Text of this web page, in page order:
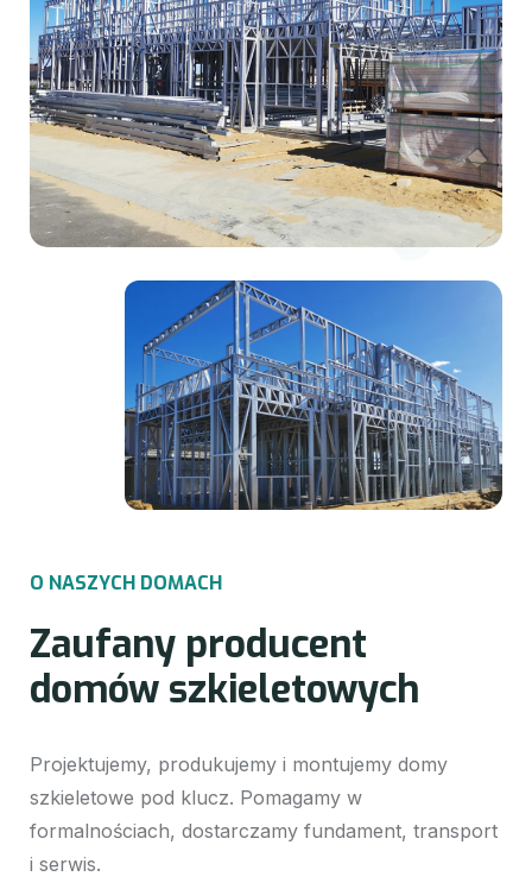
O NASZYCH DOMACH
Zaufany producent
domów szkieletowych
Projektujemy, produkujemy i montujemy domy
szkieletowe pod klucz. Pomagamy w
formalnościach, dostarczamy fundament, transport
i serwis.